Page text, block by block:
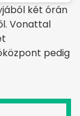
két órán
Vonattal
pedig